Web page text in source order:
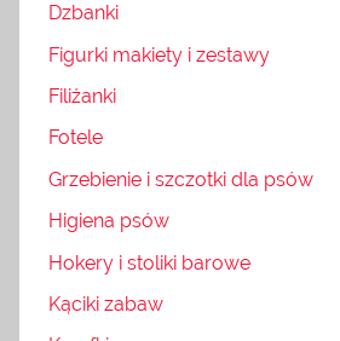
Dzbanki
Figurki makiety i zestawy
Filiżanki
Fotele
Grzebienie i szczotki dla psów
Higiena psów
Hokery i stoliki barowe
Kąciki zabaw